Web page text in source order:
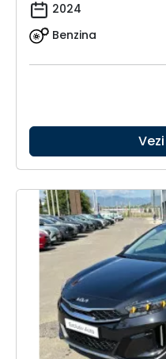
2024
Benzina